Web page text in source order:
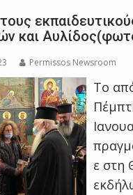
και
Permissos Newsroom
Το
ε στη